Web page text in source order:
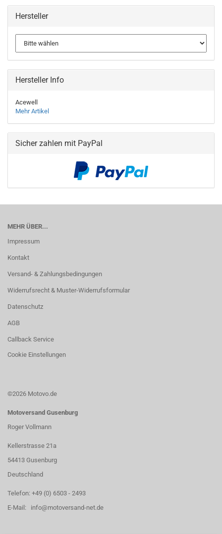
Hersteller
Hersteller Info
Acewell
Mehr Artikel
Sicher zahlen mit PayPal
MEHR ÜBER...
Impressum
Kontakt
Versand- & Zahlungsbedingungen
Widerrufsrecht & Muster-Widerrufsformular
Datenschutz
AGB
Callback Service
Cookie Einstellungen
©2026 Motovo.de
Motoversand Gusenburg
Roger Vollmann
Kellerstrasse 21a
54413 Gusenburg
Deutschland
Telefon: +49 (0) 6503 - 2493
E-Mail: info@motoversand-net.de